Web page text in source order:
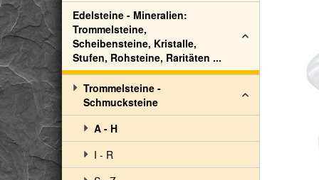
Edelsteine - Mineralien:
Trommelsteine,
Scheibensteine, Kristalle,
Stufen, Rohsteine, Raritäten ...
Trommelsteine -
Schmucksteine
A - H
I - R